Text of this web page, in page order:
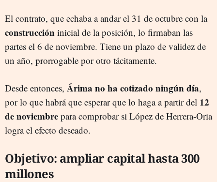
El contrato, que echaba a andar el 31 de octubre con la
construcción inicial de la posición, lo firmaban las
partes el 6 de noviembre. Tiene un plazo de validez de
un año, prorrogable por otro tácitamente.
Desde entonces, Árima no ha cotizado ningún día,
por lo que habrá que esperar que lo haga a partir del 12
de noviembre para comprobar si López de Herrera-Oria
logra el efecto deseado.
Objetivo: ampliar capital hasta 300
millones